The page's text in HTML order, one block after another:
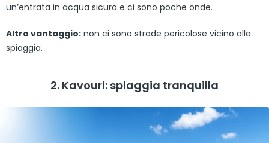
un’entrata in acqua sicura e ci sono poche onde.
Altro vantaggio: non ci sono strade pericolose vicino alla
spiaggia.
2. Kavouri: spiaggia tranquilla